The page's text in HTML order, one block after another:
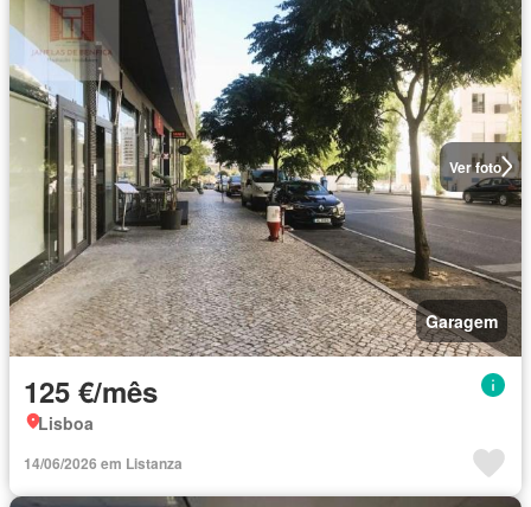
Ver foto
Garagem
125 €/mês
Lisboa
14/06/2026 em Listanza